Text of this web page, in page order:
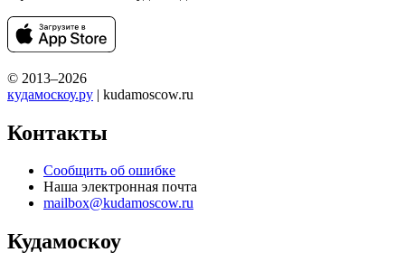
© 2013–2026
кудамоскоу.ру | kudamoscow.ru
Контакты
Сообщить об ошибке
Наша электронная почта
mailbox@kudamoscow.ru
Кудамоскоу